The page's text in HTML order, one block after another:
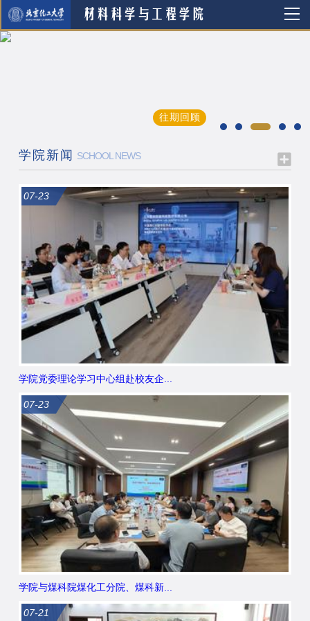
往期回顾
学院新闻 SCHOOL NEWS
07-23
学院党委理论学习中心组赴校友企...
07-23
学院与煤科院煤化工分院、煤科新...
07-21